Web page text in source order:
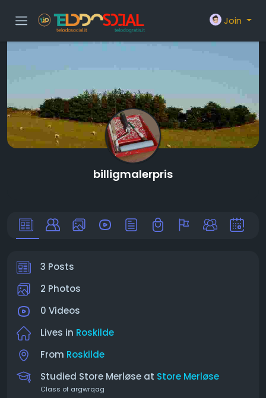
Join
billigmalerpris
3 Posts
2 Photos
0 Videos
Lives in Roskilde
From Roskilde
Studied Store Merløse at Store Merløse
Class of argwrqag